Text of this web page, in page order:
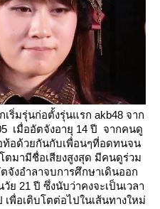
ริ่มรุ่นก่อตั้งรุ่นแรก akb48 จาก
เมื่ออัตจังอายุ 14 ปี จากคนดู
ท้อด้วยกันกับเพื่อนๆที่อดทนจน
มามีชื่อเสียงสูงสุด มีคนดูร่วม
งอำลาจบการศึกษาเดินออก
ย 21 ปี ซึ่งนับว่าคงจะเป็นเวลา
พื่อเติบโตต่อไปในเส้นทางใหม่